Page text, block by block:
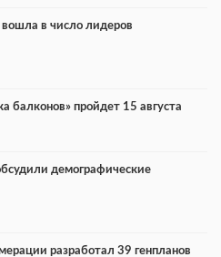
в число лидеров
балконов» пройдет 15 августа
демографические
разработал 39 генпланов